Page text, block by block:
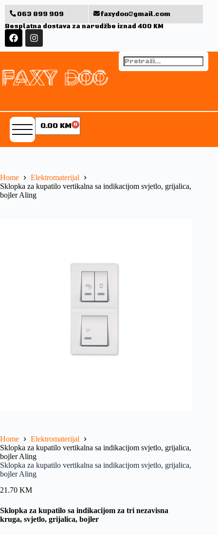
063 899 909
faxydoo@gmail.com
Besplatna dostava za narudžbe iznad 400 KM
0.00 KM 0
Home
Elektromaterijal
Sklopka za kupatilo vertikalna sa indikacijom svjetlo, grijalica,
bojler Aling
Home
Elektromaterijal
Sklopka za kupatilo vertikalna sa indikacijom svjetlo, grijalica,
bojler Aling
Sklopka za kupatilo vertikalna sa indikacijom svjetlo, grijalica,
bojler Aling
21.70 KM
Sklopka za kupatilo sa indikacijom za tri nezavisna
kruga, svjetlo, grijalica, bojler